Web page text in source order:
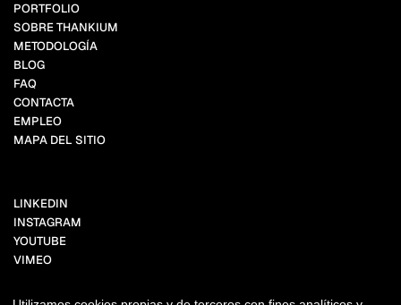
PORTFOLIO
SOBRE THANKIUM
METODOLOGÍA
BLOG
FAQ
CONTACTA
EMPLEO
MAPA DEL SITIO
LINKEDIN
INSTAGRAM
YOUTUBE
VIMEO
BEHANCE